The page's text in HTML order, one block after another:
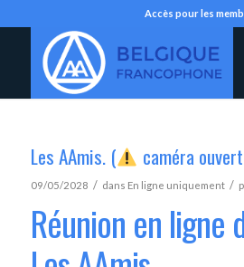
Accès pour les
Les AAmis. ( caméra
09/05/2028 / dans En ligne uniquement /
Réunion en ligne